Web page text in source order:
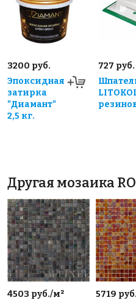
3200 руб.
Эпоксидная
затирка
"Диамант"
2,5 кг.
727 руб.
Другая мозаика
4503 руб./м²
5719